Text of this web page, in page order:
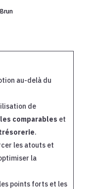
au-delà du
de
comparables et
.
les atouts et
la
points forts et les